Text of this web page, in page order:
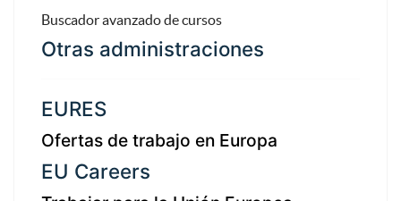
Buscador avanzado de cursos
Otras administraciones
EURES
Ofertas de trabajo en Europa
EU Careers